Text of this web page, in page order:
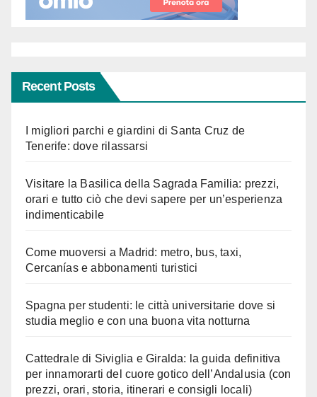
Recent Posts
I migliori parchi e giardini di Santa Cruz de
Tenerife: dove rilassarsi
Visitare la Basilica della Sagrada Familia: prezzi,
orari e tutto ciò che devi sapere per un’esperienza
indimenticabile
Come muoversi a Madrid: metro, bus, taxi,
Cercanías e abbonamenti turistici
Spagna per studenti: le città universitarie dove si
studia meglio e con una buona vita notturna
Cattedrale di Siviglia e Giralda: la guida definitiva
per innamorarti del cuore gotico dell’Andalusia (con
prezzi, orari, storia, itinerari e consigli locali)